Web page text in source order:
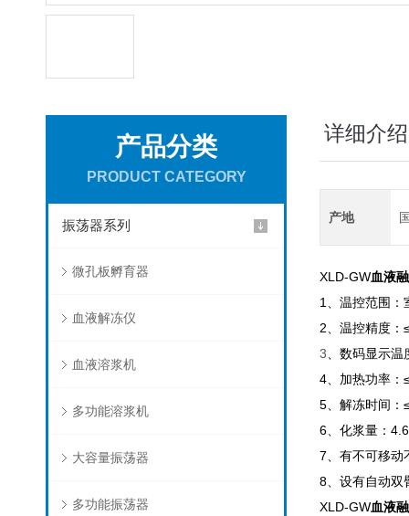
产品分类
PRODUCT CATEGORY
振荡器系列
微孔板孵育器
血液解冻仪
血液溶浆机
多功能溶浆机
大容量振荡器
多功能振荡器
详细介绍
产地
XLD-GW血液
1
、温控范围：
2 、温控精度：
3 、数码显示
4 、加热功率：
5 、解冻时间：
6 、化浆量：
7 、有不可移
8 、设有自动
XLD-GW血液